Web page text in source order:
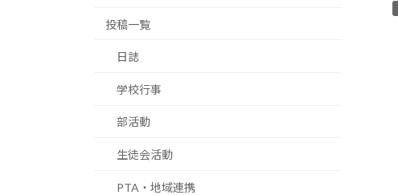
投稿一覧
日誌
学校行事
部活動
生徒会活動
PTA・地域連携